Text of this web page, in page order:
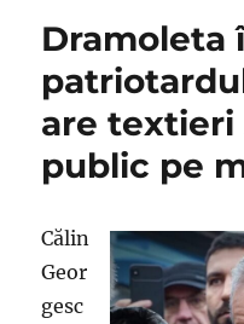
Dramoleta
are textieri
public pe
Călin
Geor
gesc